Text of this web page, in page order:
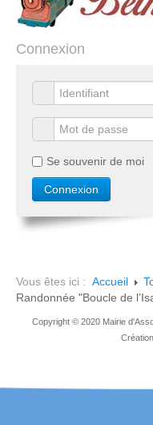
Connexion
Se souvenir de moi
Vous êtes ici : Accueil
Randonnée "Boucle de
Copyright © 2020 Mairie
Création